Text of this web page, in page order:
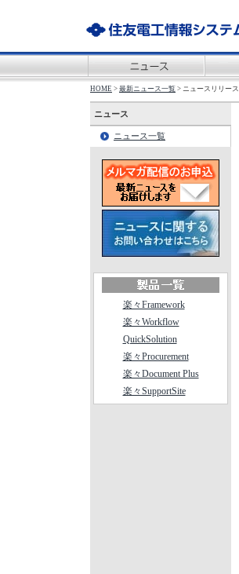
HOME > 最新ニュース一覧 > ニュースリリース
ニュース
ニュース一覧
楽々Framework
楽々Workflow
QuickSolution
楽々Procurement
楽々Document Plus
楽々SupportSite